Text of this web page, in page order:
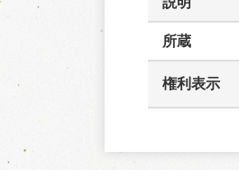
所蔵
権利表示